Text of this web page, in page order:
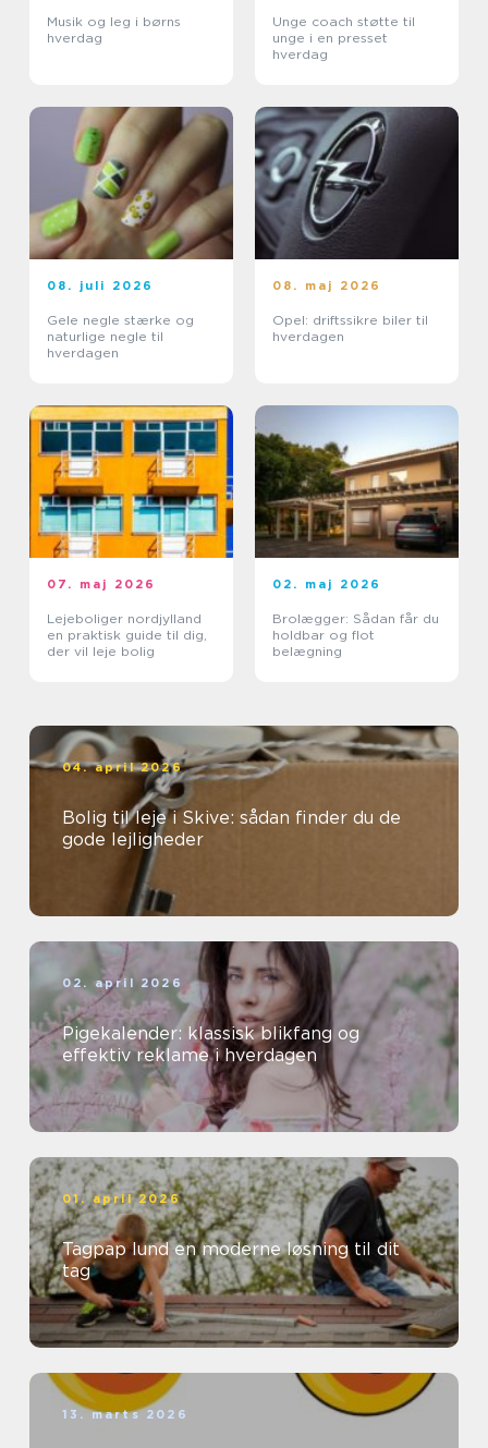
Musik og leg i børns
hverdag
Unge coach støtte til
unge i en presset
hverdag
08. juli 2026
Gele negle stærke og
naturlige negle til
hverdagen
08. maj 2026
Opel: driftssikre biler til
hverdagen
07. maj 2026
Lejeboliger nordjylland
en praktisk guide til dig,
der vil leje bolig
02. maj 2026
Brolægger: Sådan får du
holdbar og flot
belægning
04. april 2026
Bolig til leje i Skive: sådan finder du de
gode lejligheder
02. april 2026
Pigekalender: klassisk blikfang og
effektiv reklame i hverdagen
01. april 2026
Tagpap lund en moderne løsning til dit
tag
13. marts 2026